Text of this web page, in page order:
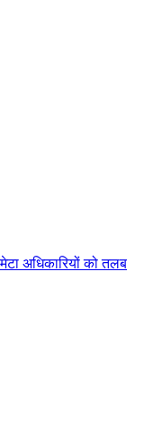
अधिकारियों को तलब